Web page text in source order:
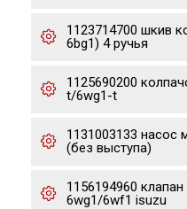
1123714700 шкив
6bg1) 4 ручья
1125690200
t/6wg1-t
1131003133 насос
(без выступа)
1156194960
6wg1/6wf1 isuzu